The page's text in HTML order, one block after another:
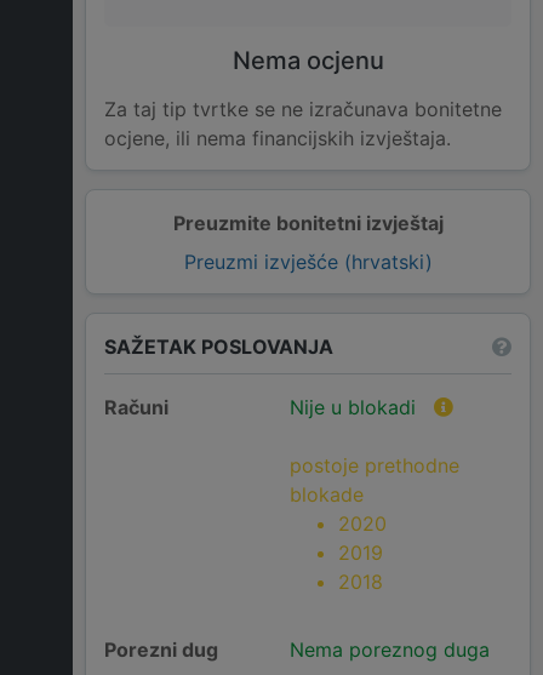
Preuzmite bonitetni izvještaj
Preuzmi izvješće (hrvatski)
Nema ocjenu
Za taj tip tvrtke se ne izračunava bonitetne
ocjene, ili nema financijskih izvještaja.
SAŽETAK POSLOVANJA
Računi Nije u blokadi
postoje prethodne
blokade
2020
2019
2018
Porezni dug
Nema poreznog duga